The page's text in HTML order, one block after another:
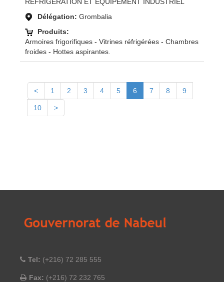
Délégation: Grombalia
Produits:
Armoires frigorifiques - Vitrines réfrigérées - Chambres
froides - Hottes aspirantes.
< 1 2 3 4 5 6 7 8 9
10 >
Tel: (+216) 72 285 555
Fax: (+216) 72 232 765